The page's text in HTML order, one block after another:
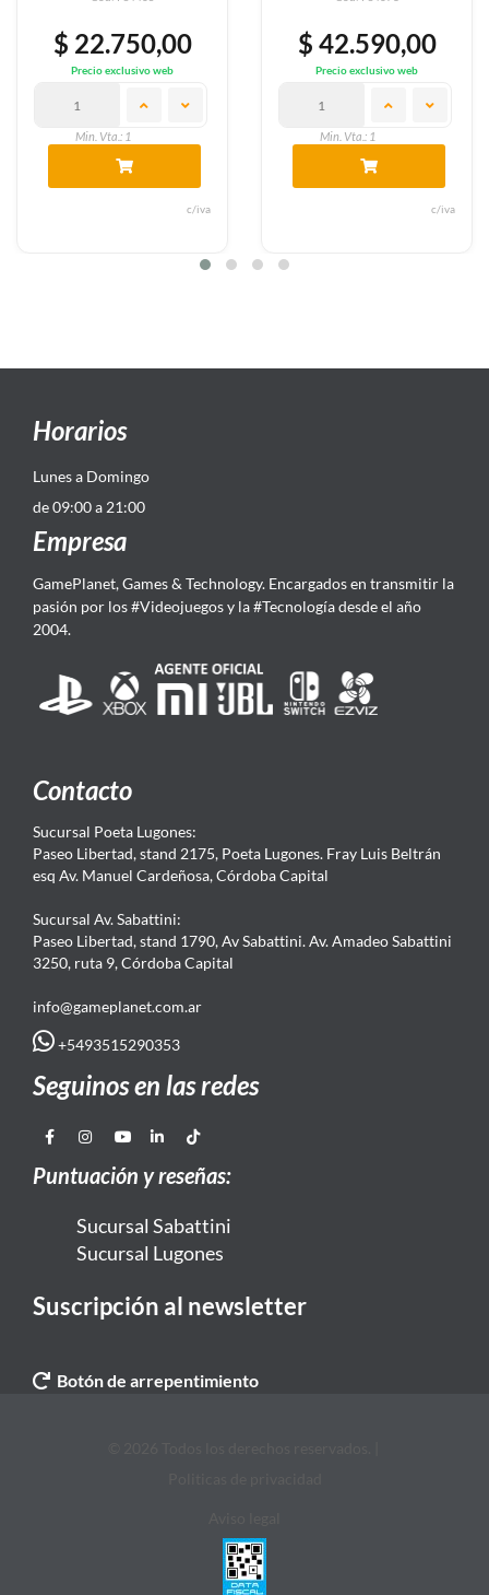
$ 42.590,00
Precio exclusivo web
$
Precio exclusivo
Horarios
Lunes a Domingo
de 09:00 a 21:00
Empresa
GamePlanet, Games & Technology. Encargados en transmitir la
pasión por los #Videojuegos y la #Tecnología desde el año
2004.
Contacto
Sucursal Poeta Lugones:
Paseo Libertad, stand 2175, Poeta Lugones. Fray Luis Beltrán
esq Av. Manuel Cardeñosa, Córdoba Capital
Sucursal Av. Sabattini:
Paseo Libertad, stand 1790, Av Sabattini. Av. Amadeo Sabattini
3250, ruta 9, Córdoba Capital
info@gameplanet.com.ar
+5493515290353
Seguinos en las redes
Puntuación y reseñas:
Sucursal Sabattini
Sucursal Lugones
Suscripción al newsletter
Botón de arrepentimiento